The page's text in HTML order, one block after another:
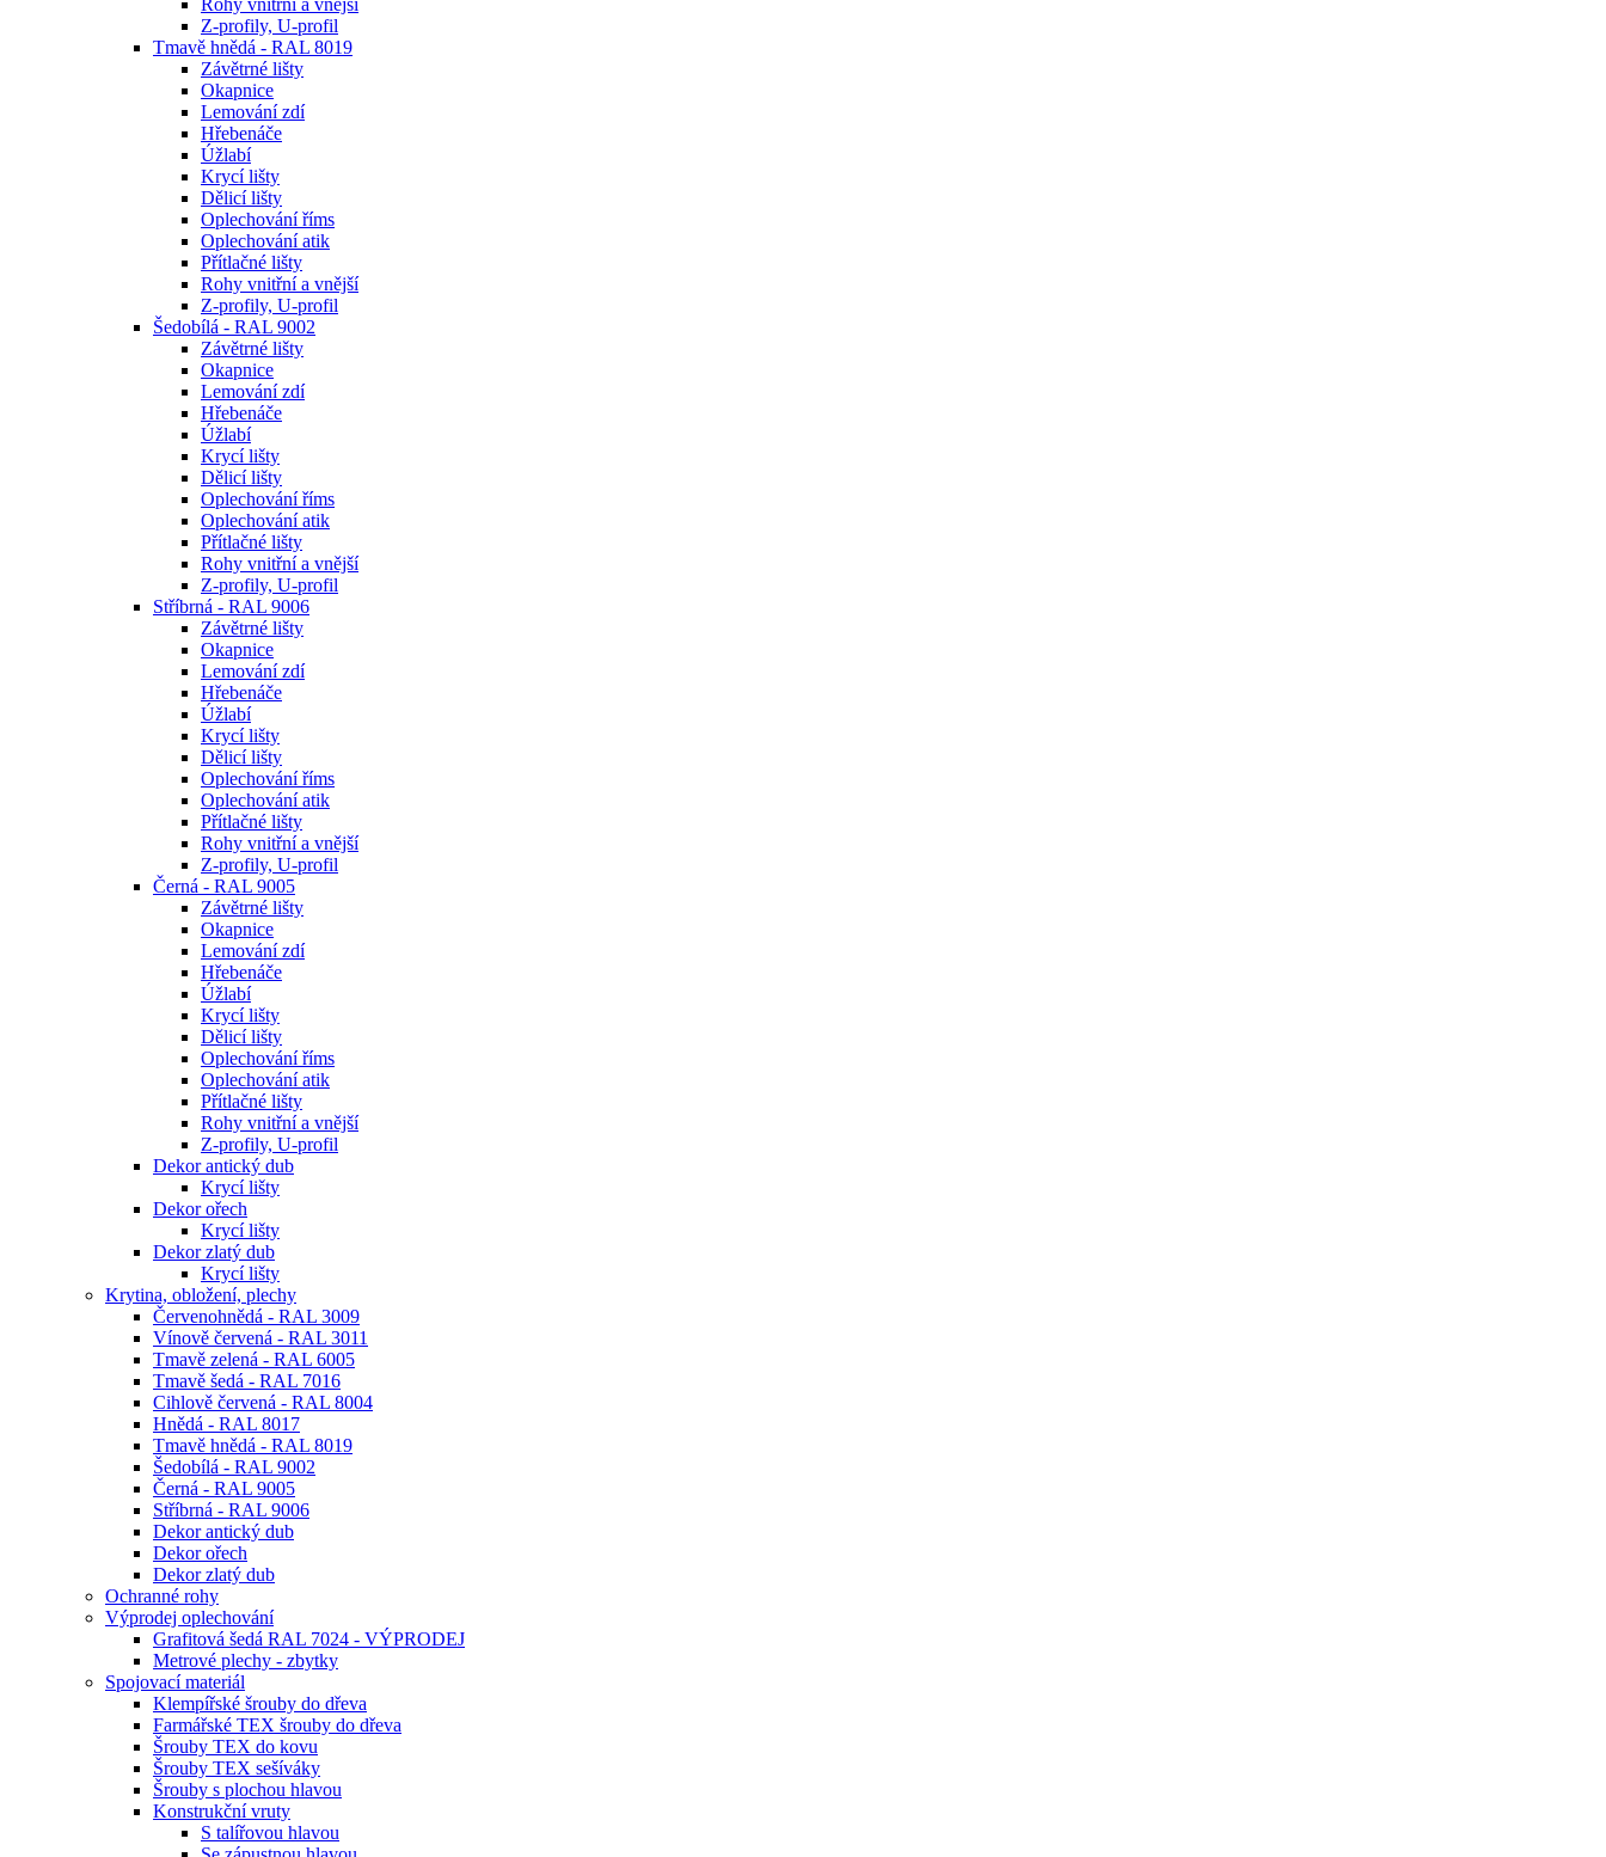
Rohy vnitřní a vnější
Z-profily, U-profil
Tmavě hnědá - RAL 8019
Závětrné lišty
Okapnice
Lemování zdí
Hřebenáče
Úžlabí
Krycí lišty
Dělicí lišty
Oplechování říms
Oplechování atik
Přítlačné lišty
Rohy vnitřní a vnější
Z-profily, U-profil
Šedobílá - RAL 9002
Závětrné lišty
Okapnice
Lemování zdí
Hřebenáče
Úžlabí
Krycí lišty
Dělicí lišty
Oplechování říms
Oplechování atik
Přítlačné lišty
Rohy vnitřní a vnější
Z-profily, U-profil
Stříbrná - RAL 9006
Závětrné lišty
Okapnice
Lemování zdí
Hřebenáče
Úžlabí
Krycí lišty
Dělicí lišty
Oplechování říms
Oplechování atik
Přítlačné lišty
Rohy vnitřní a vnější
Z-profily, U-profil
Černá - RAL 9005
Závětrné lišty
Okapnice
Lemování zdí
Hřebenáče
Úžlabí
Krycí lišty
Dělicí lišty
Oplechování říms
Oplechování atik
Přítlačné lišty
Rohy vnitřní a vnější
Z-profily, U-profil
Dekor antický dub
Krycí lišty
Dekor ořech
Krycí lišty
Dekor zlatý dub
Krycí lišty
Krytina, obložení, plechy
Červenohnědá - RAL 3009
Vínově červená - RAL 3011
Tmavě zelená - RAL 6005
Tmavě šedá - RAL 7016
Cihlově červená - RAL 8004
Hnědá - RAL 8017
Tmavě hnědá - RAL 8019
Šedobílá - RAL 9002
Černá - RAL 9005
Stříbrná - RAL 9006
Dekor antický dub
Dekor ořech
Dekor zlatý dub
Ochranné rohy
Výprodej oplechování
Grafitová šedá RAL 7024 - VÝPRODEJ
Metrové plechy - zbytky
Spojovací materiál
Klempířské šrouby do dřeva
Farmářské TEX šrouby do dřeva
Šrouby TEX do kovu
Šrouby TEX sešíváky
Šrouby s plochou hlavou
Konstrukční vruty
S talířovou hlavou